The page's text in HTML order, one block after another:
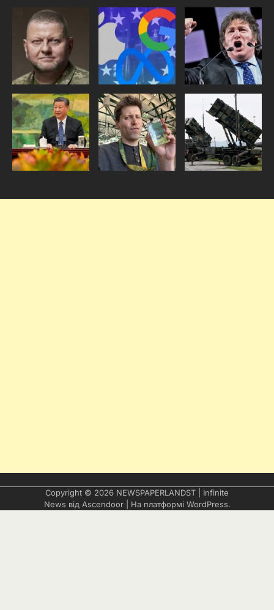
Copyright © 2026 NEWSPAPERLANDST | Infinite
News від Ascendoor| На платформі WordPress.